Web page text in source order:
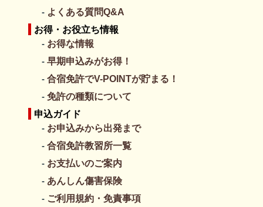
よくある質問Q&A
お得・お役立ち情報
お得な情報
早期申込みがお得！
合宿免許でV-POINTが貯まる！
免許の種類について
申込ガイド
お申込みから出発まで
合宿免許教習所一覧
お支払いのご案内
あんしん傷害保険
ご利用規約・免責事項